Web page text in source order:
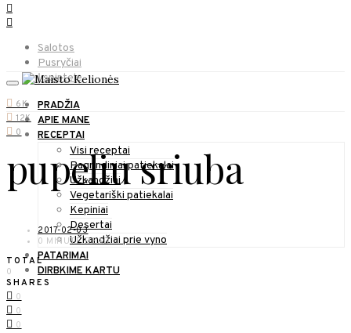
Salotos
Pusryčiai
Į spintelę
6K
12K
0
PRADŽIA
APIE MANE
RECEPTAI
Visi receptai
Pagrindiniai patiekalai
Užkandžiai
Vegetariški patiekalai
Kepiniai
Desertai
Užkandžiai prie vyno
PATARIMAI
DIRBKIME KARTU
pupeliu sriuba
2017-02-03
0 MINUTE READ
TOTAL
0
SHARES
0
0
0